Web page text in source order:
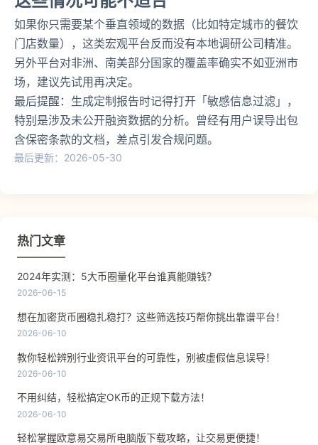
如果你只需要某个垂直领域的数据（比如特定城市的餐饮
门店数量），这类宏观平台反而没有本地调研公司精准。
另外平台对非洲、南美部分国家的覆盖率确实不如亚洲市
场，建议先试用再决定。
最后提醒：生成定制报告时记得打开「敏感信息过滤」，
特别是涉及未公开融资数据的分析。曾经有用户误导出包
含保密条款的文档，差点引发合规问题。
最后更新：2026-05-30
热门文章
2024年实测：5大币圈量化平台谁真能赚钱？
2026-06-15
想在加密货币圈稳扎稳打？这些筛选技巧帮你挑出靠谱平台！
2026-06-10
教你轻松辨别行业资讯平台的可靠性，别被虚假信息误导！
2026-06-10
不用纠结，轻松搞定OK币的正规下载方法！
2026-06-10
轻松掌握欧意易交易所电脑版下载攻略，让交易更便捷！